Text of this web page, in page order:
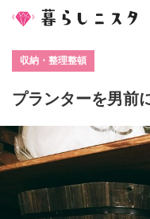
収納・整理整頓
プランターを男前